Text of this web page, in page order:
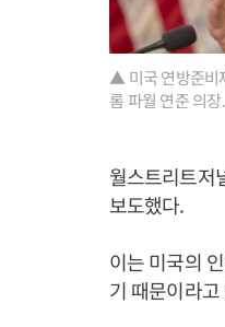
▲ 미국 연방준비
롬 파월 연준 의
월스트리트저
보도했다.
이는 미국의
기 때문이라